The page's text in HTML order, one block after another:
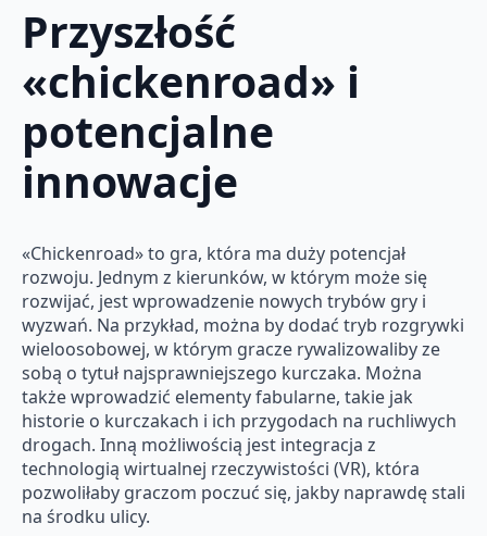
Przyszłość
«chickenroad» i
potencjalne
innowacje
«Chickenroad» to gra, która ma duży potencjał
rozwoju. Jednym z kierunków, w którym może się
rozwijać, jest wprowadzenie nowych trybów gry i
wyzwań. Na przykład, można by dodać tryb rozgrywki
wieloosobowej, w którym gracze rywalizowaliby ze
sobą o tytuł najsprawniejszego kurczaka. Można
także wprowadzić elementy fabularne, takie jak
historie o kurczakach i ich przygodach na ruchliwych
drogach. Inną możliwością jest integracja z
technologią wirtualnej rzeczywistości (VR), która
pozwoliłaby graczom poczuć się, jakby naprawdę stali
na środku ulicy.